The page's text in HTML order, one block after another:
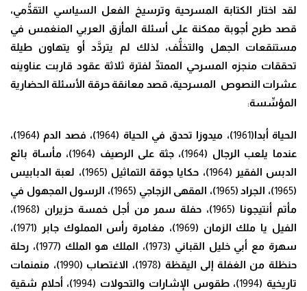
لقد اختار الكتابة المسرحية وترسيخ الفعل السياسي التقدُّمي،
قصد طرح أجوبة ممكنة على أسئلة المأزق العربي المنغمس في
مستنقعات الجهل والتخلُّف، لذلك لم يتردَّد أو يتهاون طيلة
تحققات منجزه المسرحي الممتدِّلفترة ثلاثة عقود قاربت عناوينه
عشرات النصوص المسرحية، قصد معانقة حرقة الأسئلة الحضارية
المؤسِّسة:
الحياة أبدا(1961
)، ميدوزا تحدق في الحياة (1964
)، فصد الدم (1964
)،
عندما يلعب الرجال (1964
)،جثة على الرصيف (1964
)،مأساة بائع
الدبس الفقير (1964
)، حكايا جوقة التماثيل (1965
)، لعبة الدبابيس
(
1965
)، الجراد (1965
)، المقهى الزجاجي (1965
)، الرسول المجهول في
مأتم أنتيجونا (1965
)، حفلة سمر من أجل خمسة حزيران (1968
)،
الفيل يا ملك الزمان (1969
)، مغامرة رأس المملوك جابر (1971
)،
سهرة مع أبي خليل القباني (1973
)، الملك هو الملك (1977
)، رحلة
حنظلة من الغفلة إلى اليقظة (1978)، الاغتصاب (1990
)، منمنمات
تاريخية (1994
)،طقوس الإشارات والتحولات (1994
)، أحلام شقية